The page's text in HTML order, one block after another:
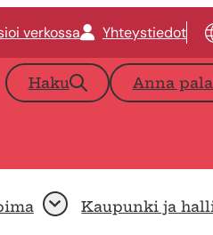
verkossa Yhteystiedot
Haku Anna
AvaaKaupunki ja